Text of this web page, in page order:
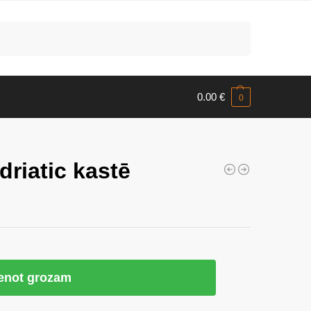
0.00 € 0
kastē
grozam